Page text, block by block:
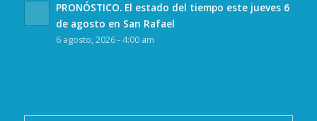
PRONÓSTICO. El estado del tiempo este jueves 6
de agosto en San Rafael
6 agosto, 2026 - 4:00 am